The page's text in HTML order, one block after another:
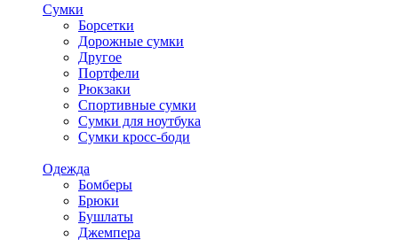
Сумки
Борсетки
Дорожные сумки
Другое
Портфели
Рюкзаки
Спортивные сумки
Сумки для ноутбука
Сумки кросс-боди
Одежда
Бомберы
Брюки
Бушлаты
Джемпера